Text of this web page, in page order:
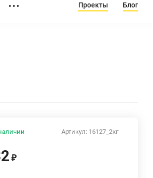
Проекты Блог
Артикул: 16127_2кг
₽